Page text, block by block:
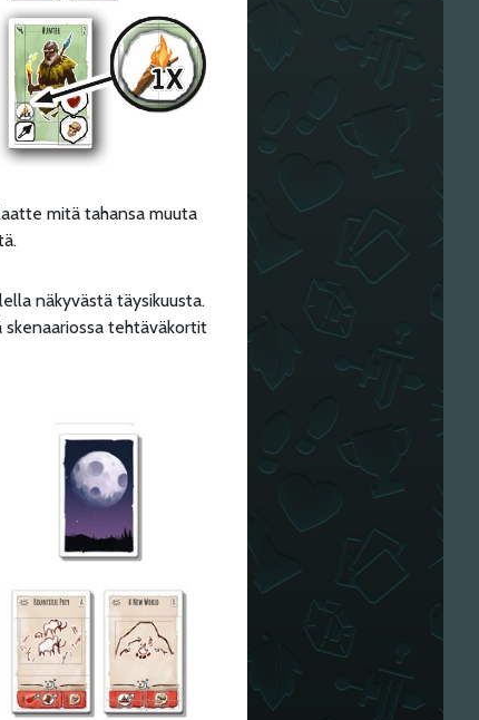
mitä tahansa muuta
näkyvästä täysikuusta.
skenaariossa tehtäväkortit